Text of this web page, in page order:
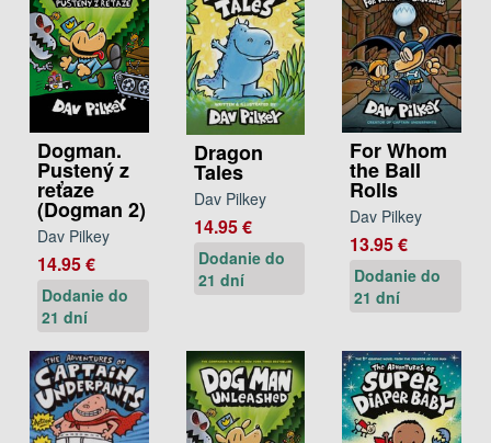
Dogman.
Pustený z
reťaze
(Dogman 2)
Dav Pilkey
14.95 €
Dodanie do
21 dní
Dragon
Tales
Dav Pilkey
14.95 €
Dodanie do
21 dní
For Whom
the Ball
Rolls
Dav Pilkey
13.95 €
Dodanie do
21 dní